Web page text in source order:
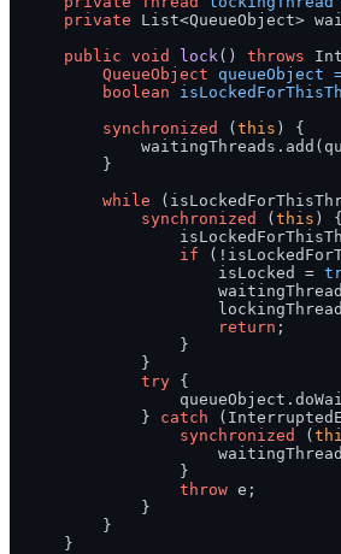
private List<QueueObject>
public void lock () throws
QueueObject
queueObject
boolean
synchronized
( this ) {
        }
while
synchronized
( this ) {
if
                    isLocked =
return ;
                }
            }
try {
            }
catch
synchronized
(
                }
throw e;
            }
        }
    }